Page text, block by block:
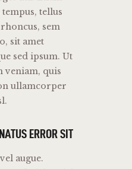
tellus
sem
sit amet
sed ipsum. Ut
veniam, quis
ullamcorper
ERROR SIT
augue.